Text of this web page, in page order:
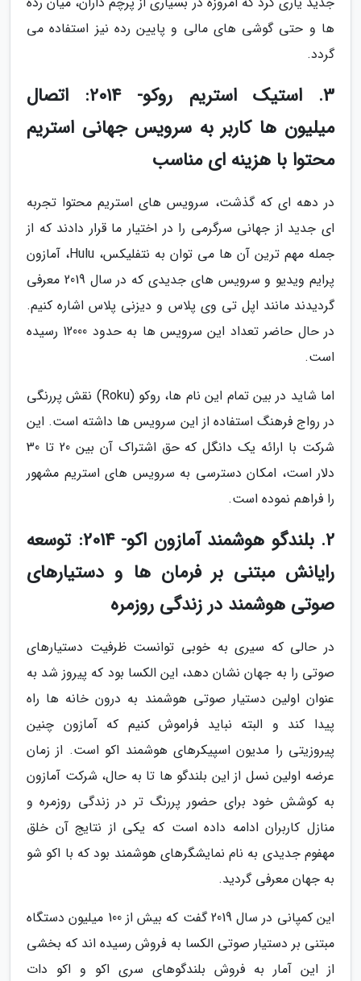
ها و حتی گوشی های مالی و پایین رده نیز استفاده می
گردد.
3. استیک استریم روکو- 2014: اتصال
میلیون ها کاربر به سرویس جهانی استریم
محتوا با هزینه ای مناسب
در دهه ای که گذشت، سرویس های استریم محتوا تجربه
ای جدید از جهانی سرگرمی را در اختیار ما قرار دادند که از
جمله مهم ترین آن ها می توان به نتفلیکس، Hulu، آمازون
پرایم ویدیو و سرویس های جدیدی که در سال 2019 معرفی
گردیدند مانند اپل تی وی پلاس و دیزنی پلاس اشاره کنیم.
در حال حاضر تعداد این سرویس ها به حدود 12000 رسیده
است.
اما شاید در بین تمام این نام ها، روکو (Roku) نقش پررنگی
در رواج فرهنگ استفاده از این سرویس ها داشته است. این
شرکت با ارائه یک دانگل که حق اشتراک آن بین 20 تا 30
دلار است، امکان دسترسی به سرویس های استریم مشهور
را فراهم نموده است.
2. بلندگو هوشمند آمازون اکو- 2014: توسعه
رایانش مبتنی بر فرمان ها و دستیارهای
صوتی هوشمند در زندگی روزمره
در حالی که سیری به خوبی توانست ظرفیت دستیارهای
صوتی را به جهان نشان دهد، این الکسا بود که پیروز شد به
عنوان اولین دستیار صوتی هوشمند به درون خانه ها راه
پیدا کند و البته نباید فراموش کنیم که آمازون چنین
پیروزیتی را مدیون اسپیکرهای هوشمند اکو است. از زمان
عرضه اولین نسل از این بلندگو ها تا به حال، شرکت آمازون
به کوشش خود برای حضور پررنگ تر در زندگی روزمره و
منازل کاربران ادامه داده است که یکی از نتایج آن خلق
مهفوم جدیدی به نام نمایشگرهای هوشمند بود که با اکو شو
به جهان معرفی گردید.
این کمپانی در سال 2019 گفت که بیش از 100 میلیون دستگاه
مبتنی بر دستیار صوتی الکسا به فروش رسیده اند که بخشی
از این آمار به فروش بلندگوهای سری اکو و اکو دات